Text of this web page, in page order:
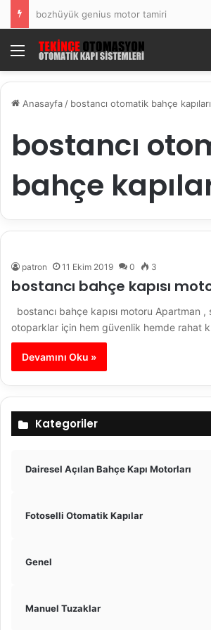
bozhüyük genius motor tamiri
Menü
Anasayfa / bostancı otomatik bahçe kapıları
bostancı
bahçe
patron 11 Ekim 2019 0 3
bostancı bahçe kapısı
bostancı bahçe kapısı motoru Apartman
otoparklar için hem güvenlik hemde rahat
Devamını Oku »
Kategoriler
Dairesel Açılan Bahçe Kapı Motorları
Fotoselli Otomatik Kapılar
Genel
Manuel Tuzaklar